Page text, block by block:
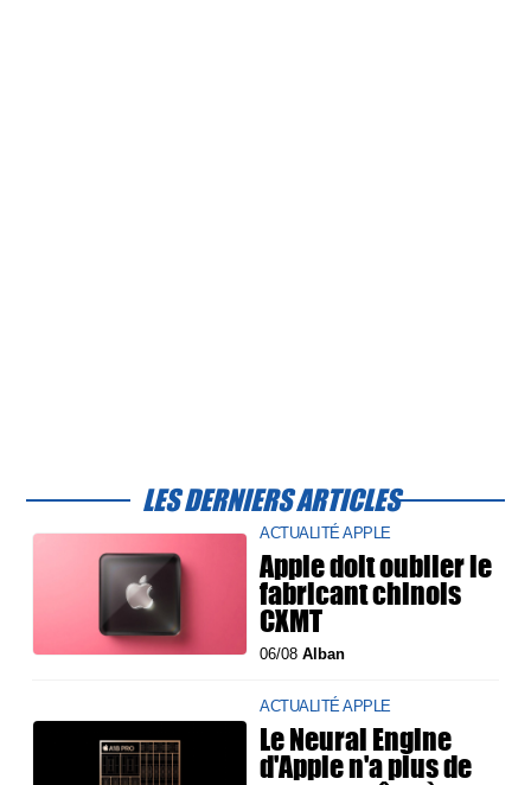
LES DERNIERS ARTICLES
ACTUALITÉ APPLE
Apple doit oublier le
fabricant chinois
CXMT
06/08Alban
ACTUALITÉ APPLE
Le Neural Engine
d'Apple n'a plus de